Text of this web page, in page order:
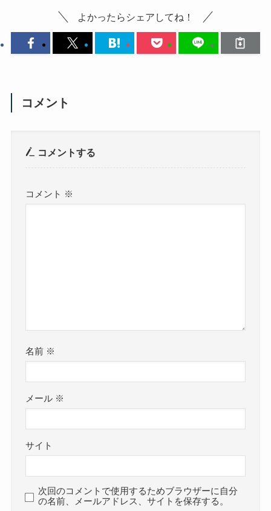
よかったらシェアしてね！
コメント
コメントする
コメント ※
名前 ※
メール ※
サイト
次回のコメントで使用するためブラウザーに自分
の名前、メールアドレス、サイトを保存する。